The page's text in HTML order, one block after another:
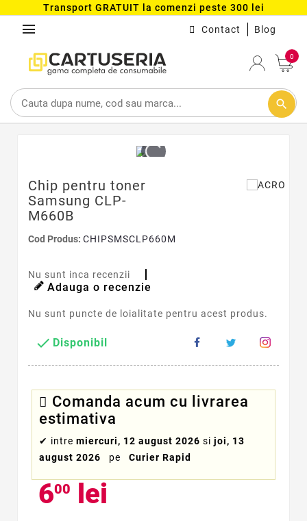
Transport GRATUIT la comenzi peste 300 lei
menu Contact Blog
0
search
Chip pentru toner
Samsung CLP-
M660B
Cod Produs: CHIPSMSCLP660M
Nu sunt inca recenzii
Adauga o recenzie
Nu sunt puncte de loialitate pentru acest produs.
 Disponibil
Comanda acum cu livrarea
estimativa
✔ intre miercuri, 12 august 2026 si joi, 13
august 2026
pe Curier Rapid
600 lei